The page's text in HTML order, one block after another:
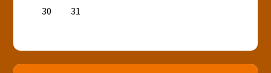
30
31